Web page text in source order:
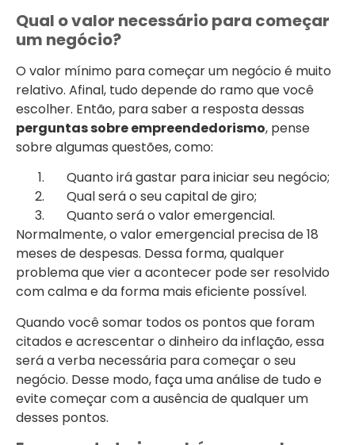
Qual o valor necessário para começar
um negócio?
O valor mínimo para começar um negócio é muito
relativo. Afinal, tudo depende do ramo que você
escolher. Então, para saber a resposta dessas
perguntas sobre empreendedorismo, pense
sobre algumas questões, como:
Quanto irá gastar para iniciar seu negócio;
Qual será o seu capital de giro;
Quanto será o valor emergencial.
Normalmente, o valor emergencial precisa de 18
meses de despesas. Dessa forma, qualquer
problema que vier a acontecer pode ser resolvido
com calma e da forma mais eficiente possível.
Quando você somar todos os pontos que foram
citados e acrescentar o dinheiro da inflação, essa
será a verba necessária para começar o seu
negócio. Desse modo, faça uma análise de tudo e
evite começar com a ausência de qualquer um
desses pontos.